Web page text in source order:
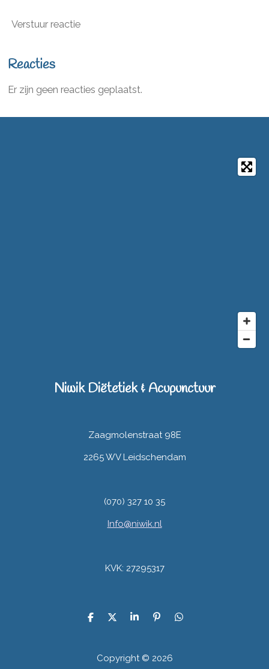
Verstuur reactie
Reacties
Er zijn geen reacties geplaatst.
Niwik Diëtetiek & Acupunctuur
Zaagmolenstraat 98E
2265 WV Leidschendam
(070) 327 10 35
Info@niwik.nl
KVK: 27295317
D
D
S
e
P
e
D
Copyright © 2026